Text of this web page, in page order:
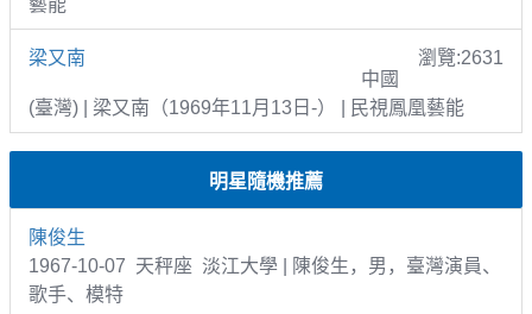
梁又南
瀏覽:2631
中國
(臺灣) | 梁又南（1969年11月13日-） | 民視鳳凰藝能
明星隨機推薦
陳俊生
1967-10-07 天秤座 淡江大學 | 陳俊生，男，臺灣演員、
歌手、模特